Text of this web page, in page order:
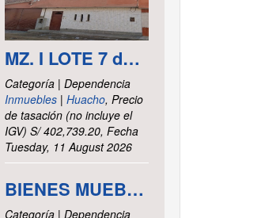
MZ. I LOTE 7 del asentamiento Humano las Delicias – Paramonga – Barranca – Lima
Categoría | Dependencia
Inmuebles| Huacho, Precio
de tasación (no incluye el
IGV) S/ 402,739.20, Fecha
Tuesday, 11 August 2026
BIENES MUEBLES VARIOS - INTENDENCIA DE TRIBUTOS INTERNOS MADRE DE DIOS
Categoría | Dependencia